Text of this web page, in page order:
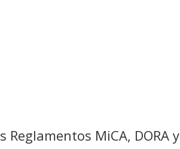
MiCA, DORA y